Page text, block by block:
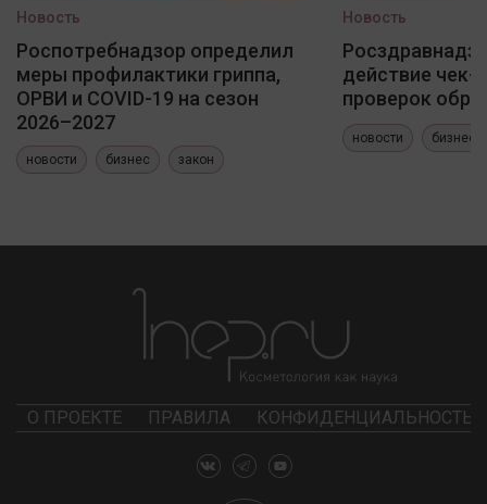
Новость
Роспотребнадзор определил
меры профилактики гриппа,
ОРВИ и COVID-19 на сезон
2026–2027
новости бизнес закон
Новость
действие чек-
проверок
новости бизнес
О ПРОЕКТЕ ПРАВИЛА КОНФИДЕНЦИАЛЬНОСТЬ